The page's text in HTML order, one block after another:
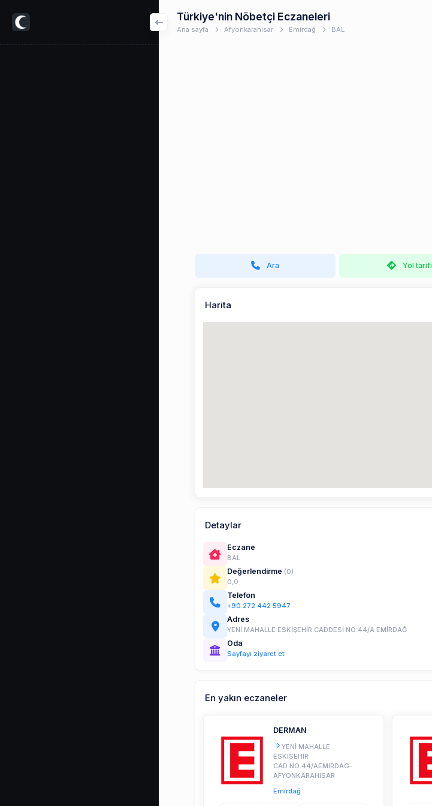
Türkiye'nin Nöbetçi Eczaneleri
Ana sayfa Afyonkarahisar Emirdağ BAL
Ara Yol tarifi
Harita
Detaylar
Eczane
BAL
Değerlendirme (0)
0,0
Telefon
+90 272 442 5947
Adres
YENİ MAHALLE ESKİŞEHİR CADDESİ NO:44/A EMİRDAĞ
Oda
Sayfayı ziyaret et
En yakın eczaneler
DERMAN
YENİ MAHALLE
ESKISEHIR
CAD.NO.44/AEMIRDAG-
AFYONKARAHISAR
Emirdağ